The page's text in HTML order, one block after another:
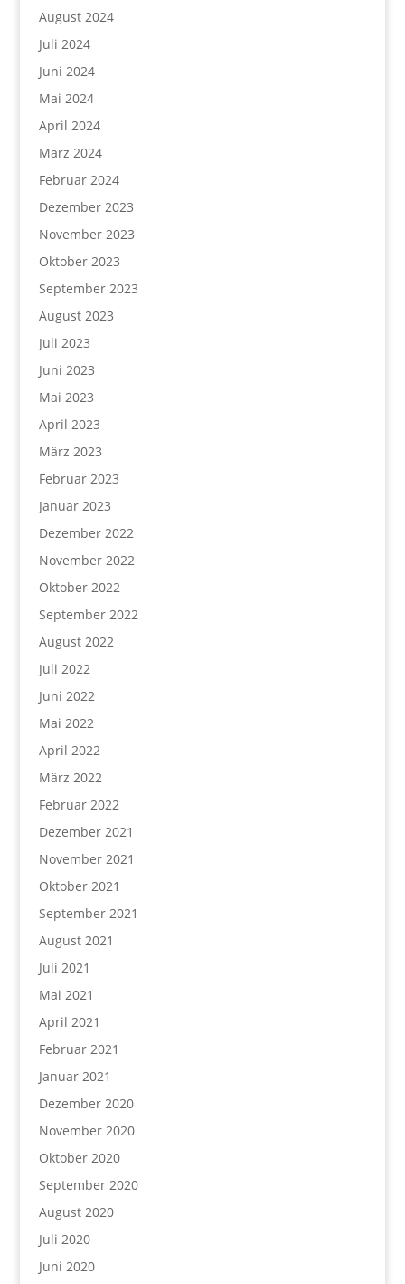
August 2024
Juli 2024
Juni 2024
Mai 2024
April 2024
März 2024
Februar 2024
Dezember 2023
November 2023
Oktober 2023
September 2023
August 2023
Juli 2023
Juni 2023
Mai 2023
April 2023
März 2023
Februar 2023
Januar 2023
Dezember 2022
November 2022
Oktober 2022
September 2022
August 2022
Juli 2022
Juni 2022
Mai 2022
April 2022
März 2022
Februar 2022
Dezember 2021
November 2021
Oktober 2021
September 2021
August 2021
Juli 2021
Mai 2021
April 2021
Februar 2021
Januar 2021
Dezember 2020
November 2020
Oktober 2020
September 2020
August 2020
Juli 2020
Juni 2020